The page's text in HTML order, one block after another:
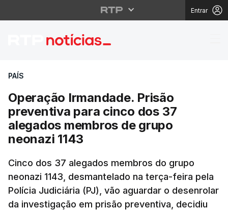
Entrar
Operação
PAÍS
Operação Irmandade. Prisão
preventiva para cinco dos 37
alegados membros de grupo
neonazi 1143
Cinco dos 37 alegados membros do grupo
neonazi 1143, desmantelado na terça-feira pela
Polícia Judiciária (PJ), vão aguardar o desenrolar
da investigação em prisão preventiva, decidiu